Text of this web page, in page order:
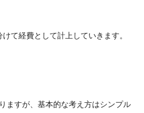
て経費として計上していきます。
ますが、基本的な考え方はシンプル